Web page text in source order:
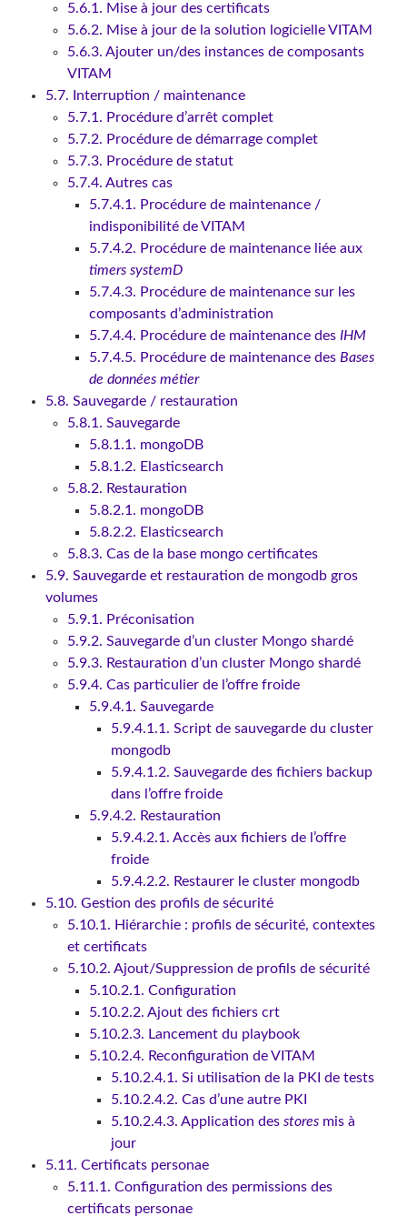
5.6.1. Mise à jour des certificats
5.6.2. Mise à jour de la solution logicielle VITAM
5.6.3. Ajouter un/des instances de composants
VITAM
5.7. Interruption / maintenance
5.7.1. Procédure d’arrêt complet
5.7.2. Procédure de démarrage complet
5.7.3. Procédure de statut
5.7.4. Autres cas
5.7.4.1. Procédure de maintenance /
indisponibilité de VITAM
5.7.4.2. Procédure de maintenance liée aux
timers systemD
5.7.4.3. Procédure de maintenance sur les
composants d’administration
5.7.4.4. Procédure de maintenance des IHM
5.7.4.5. Procédure de maintenance des Bases
de données métier
5.8. Sauvegarde / restauration
5.8.1. Sauvegarde
5.8.1.1. mongoDB
5.8.1.2. Elasticsearch
5.8.2. Restauration
5.8.2.1. mongoDB
5.8.2.2. Elasticsearch
5.8.3. Cas de la base mongo certificates
5.9. Sauvegarde et restauration de mongodb gros
volumes
5.9.1. Préconisation
5.9.2. Sauvegarde d’un cluster Mongo shardé
5.9.3. Restauration d’un cluster Mongo shardé
5.9.4. Cas particulier de l’offre froide
5.9.4.1. Sauvegarde
5.9.4.1.1. Script de sauvegarde du cluster
mongodb
5.9.4.1.2. Sauvegarde des fichiers backup
dans l’offre froide
5.9.4.2. Restauration
5.9.4.2.1. Accès aux fichiers de l’offre
froide
5.9.4.2.2. Restaurer le cluster mongodb
5.10. Gestion des profils de sécurité
5.10.1. Hiérarchie : profils de sécurité, contextes
et certificats
5.10.2. Ajout/Suppression de profils de sécurité
5.10.2.1. Configuration
5.10.2.2. Ajout des fichiers crt
5.10.2.3. Lancement du playbook
5.10.2.4. Reconfiguration de VITAM
5.10.2.4.1. Si utilisation de la PKI de tests
5.10.2.4.2. Cas d’une autre PKI
5.10.2.4.3. Application des storesmis à
jour
5.11. Certificats personae
5.11.1. Configuration des permissions des
certificats personae